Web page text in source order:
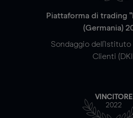
Piattaforma di trading
(Germania)
Sondaggio dell'Istituto
Clienti
VINCITORE
2022